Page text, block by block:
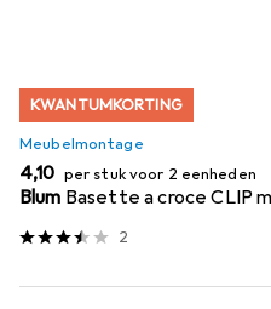
KWANTUMKORTING
Meubelmontage
EUR
4,10 per stuk voor 2 eenheden
Blum Basette a croce CLIP
2